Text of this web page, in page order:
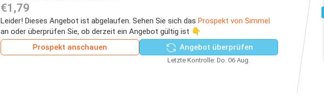
€1,79
Leider! Dieses Angebot ist abgelaufen. Sehen Sie sich das Prospekt von Simmel
an oder überprüfen Sie, ob derzeit ein Angebot gültig ist 👇
Prospekt anschauen
Angebot überprüfen
Letzte Kontrolle: Do. 06 Aug.